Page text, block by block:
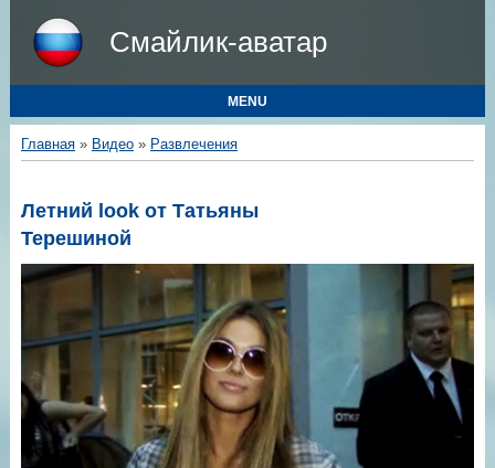
Смайлик-аватар
MENU
Главная» Видео» Развлечения
Летний look от Татьяны
Терешиной